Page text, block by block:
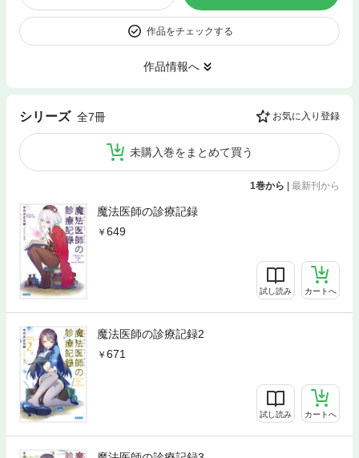
作品をチェックする
作品情報へ
シリーズ 全7冊 お気に入り登録
未購入巻をまとめて買う
1巻から | 最新刊から
魔法医師の診療記録
649
試し読み カートへ
魔法医師の診療記録2
671
試し読み カートへ